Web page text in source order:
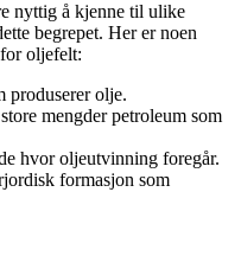
nyttig å kjenne til ulike
begrepet. Her er noen
oljefelt:
produserer olje.
mengder petroleum som
hvor oljeutvinning foregår.
formasjon som